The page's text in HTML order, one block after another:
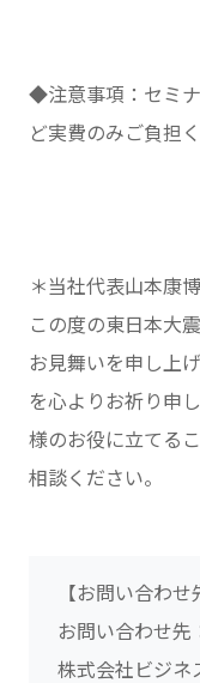
◆注意事項：セミ
ど実費のみご負担く
＊当社代表山本康
この度の東日本大
お見舞いを申し上
を心よりお祈り申
様のお役に立てる
相談ください。
【お問い合わせ
お問い合わせ先
株式会社ビジネ